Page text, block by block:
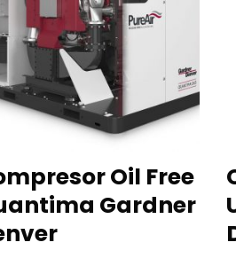
READ MORE
Oil Free
Gardner